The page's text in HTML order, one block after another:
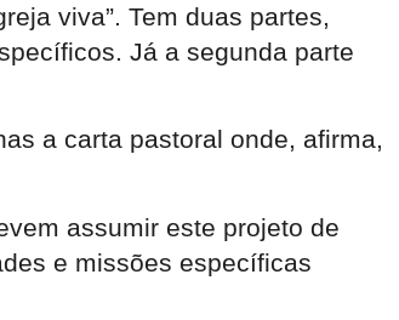
viva”. Tem duas partes,
Já a segunda parte
a carta pastoral onde, afirma,
assumir este projeto de
e missões específicas